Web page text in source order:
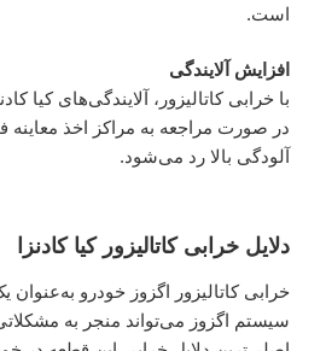
است.
افزایش آلایندگی
با خرابی کاتالیزور، آلایندگی‌های کیا
در صورت مراجعه به مراکز اخذ معاینه
آلودگی بالا رد می‌شود.
دلایل خرابی کاتالیزور کیا کادنزا
خرابی کاتالیزور اگزوز خودرو به‌عنوان
سیستم اگزوز می‌تواند منجر به